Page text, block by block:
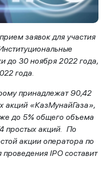
заявок для участия
до 30 ноября 2022 года,
года.
принадлежат 90,42
акций «КазМунайГаза»,
до 5% общего объема
простых акций. По
акции оператора по
IPO составит